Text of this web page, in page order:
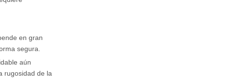
en gran
segura.
aún
rugosidad de la